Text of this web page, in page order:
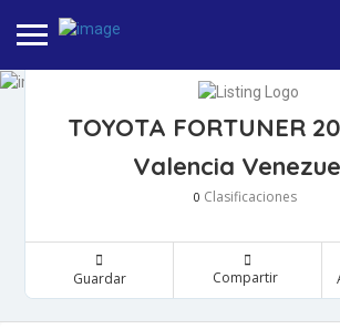
TOYOTA FORTUNER
Valencia
0 Clasificaciones
Guardar Compartir